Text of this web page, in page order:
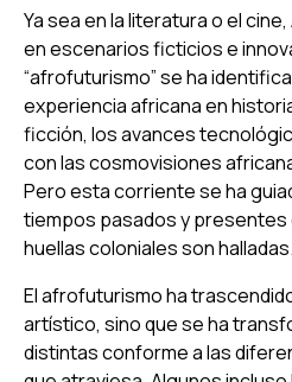
Ya sea en la literatura o el
en escenarios ficticios e
“afrofuturismo” se ha
experiencia africana en
ficción, los avances
con las cosmovisiones
Pero esta corriente se ha
tiempos pasados y presentes
huellas coloniales son halladas.
Elafrofuturismoha
artístico, sino que se ha
distintas conforme a las